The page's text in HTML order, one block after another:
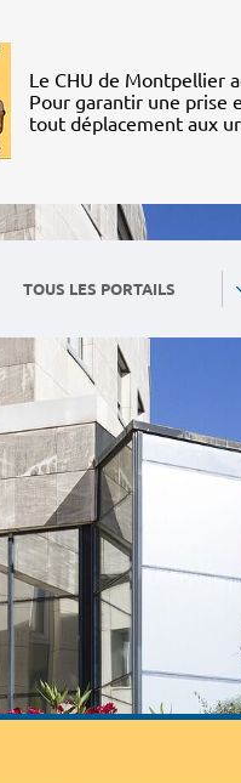
Le CHU de Montpellier
Pour garantir une prise
tout déplacement aux
TOUS LES PORTAILS